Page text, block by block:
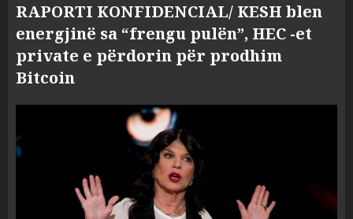
RAPORTI KONFIDENCIAL/ KESH blen
energjinë sa “frengu pulën”, HEC -et
private e përdorin për prodhim
Bitcoin